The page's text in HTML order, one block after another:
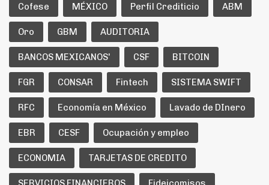
Cofese MÉXICO Perfil Crediticio ABM
Oro GBM AUDITORIA
BANCOS MEXICANOS' CSF BITCOIN
FGR CONSAR Fintech SISTEMA SWIFT
RFC Economía en México Lavado de DInero
EBR CESF Ocupación y empleo
ECONOMIA TARJETAS DE CREDITO